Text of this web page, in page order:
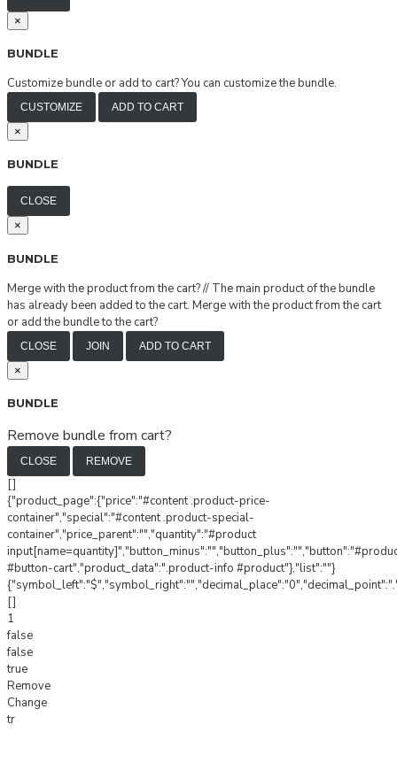
×
BUNDLE
Customize bundle or add to cart?You can customize the bundle.
CUSTOMIZE ADD TO CART
×
BUNDLE
CLOSE
×
BUNDLE
Merge with the product from the cart?// The main product of the bundle
has already been added to the cart. Merge with the product from the cart
or add the bundle to the cart?
CLOSE JOIN ADD TO CART
×
BUNDLE
Remove bundle from cart?
CLOSE REMOVE
[]
{"product_page":{"price":"#content .product-price-
container","special":"#content .product-special-
container","price_parent":"","quantity":"#product
#button-cart","product_data":".product-info #product"},"list":""}
[]
1
false
false
true
Remove
Change
tr